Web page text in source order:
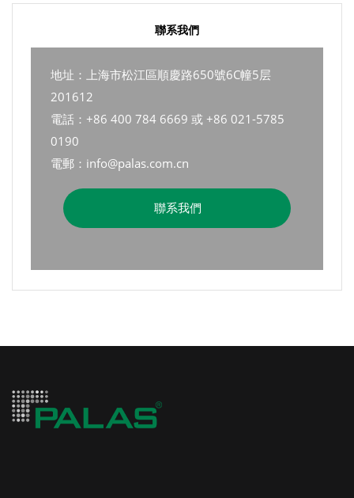
聯系我們
地址：上海市松江區順慶路650號6C幢5层
201612
電話：+86 400 784 6669 或 +86 021-5785
0190
電郵：info@palas.com.cn
聯系我們